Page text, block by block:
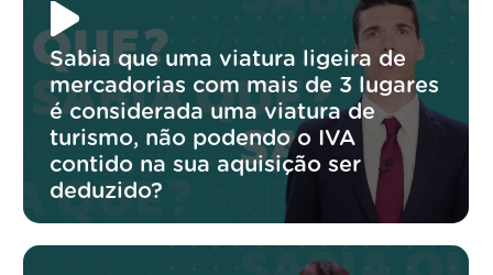
Sabia que uma viatura ligeira de
mercadorias com mais de 3 lugares
é considerada uma viatura de
turismo, não podendo o IVA
contido na sua aquisição ser
deduzido?